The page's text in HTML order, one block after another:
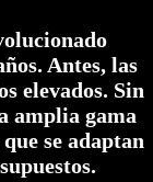
Antes, las
elevados. Sin
amplia gama
se adaptan